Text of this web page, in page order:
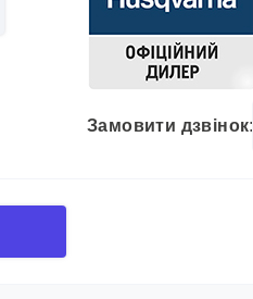
Замовити дзвінок: